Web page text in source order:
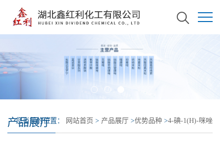
产品展厅
您当前的位置： 网站首页 > 产品展厅 >优势品种 >4-碘-1(H)-咪唑